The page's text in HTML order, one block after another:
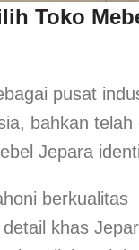
Toko
pusat
bahkan telah
Jepara
berkualitas
khas